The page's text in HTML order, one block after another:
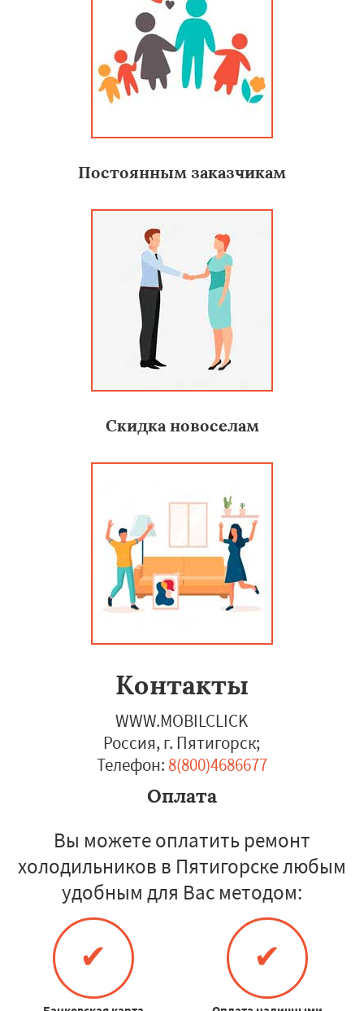
Постоянным заказчикам
Скидка новоселам
Контакты
WWW.MOBILCLICK
Россия, г. Пятигорск;
Телефон: 8(800)4686677
Оплата
Вы можете оплатить ремонт
холодильников в Пятигорске любым
удобным для Вас методом:
✔ ✔